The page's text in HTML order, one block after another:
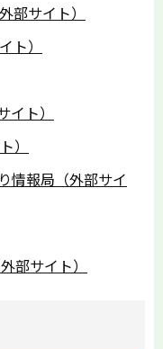
部サイト）
ト）
ト）
）
情報局（外部サイ
部サイト）